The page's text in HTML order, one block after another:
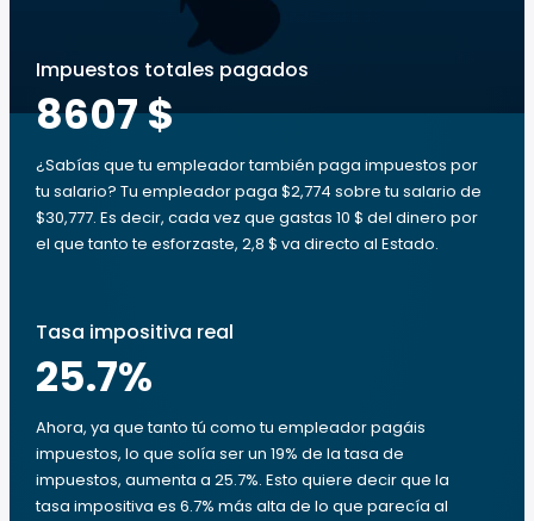
Impuestos totales pagados
8607 $
¿Sabías que tu empleador también paga impuestos por
tu salario? Tu empleador paga $2,774 sobre tu salario de
$30,777. Es decir, cada vez que gastas 10 $ del dinero por
el que tanto te esforzaste, 2,8 $ va directo al Estado.
Tasa impositiva real
25.7%
Ahora, ya que tanto tú como tu empleador pagáis
impuestos, lo que solía ser un 19% de la tasa de
impuestos, aumenta a 25.7%. Esto quiere decir que la
tasa impositiva es 6.7% más alta de lo que parecía al